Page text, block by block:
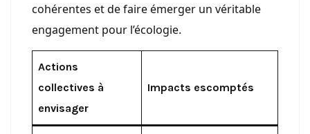
cohérentes et de faire émerger un véritable
engagement pour l’écologie.
Actions
collectives à
envisager
Impacts escomptés